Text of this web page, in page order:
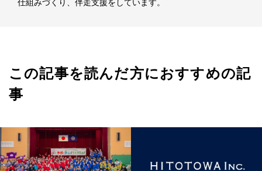
仕組みづくり、伴走支援をしています。
この記事を読んだ方におすすめの記
事